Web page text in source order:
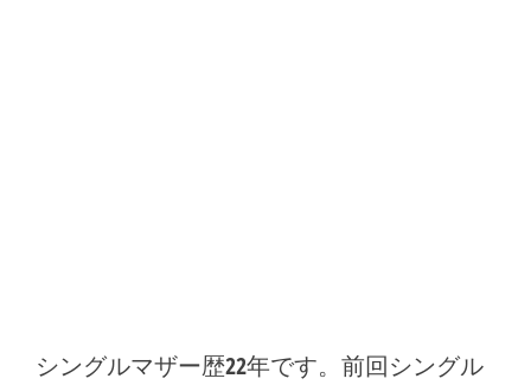
シングルマザー歴22年です。前回シングル